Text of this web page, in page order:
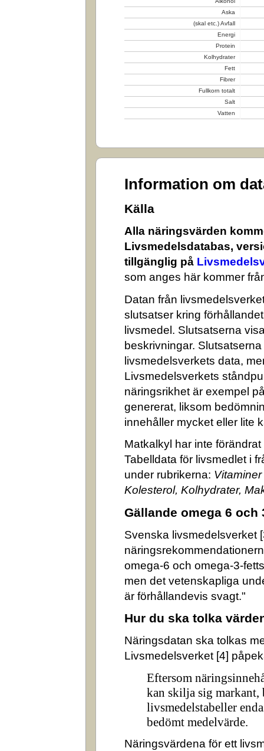
Aska
(skal etc.) Avfall
Energi
Protein
Kolhydrater
Fett
Fibrer
Fullkorn totalt
Salt
Vatten
Information om
Källa
Alla näringsvärden
Livsmedelsdatabas,
tillgänglig på
som anges här kommer
Datan från
slutsatser kring
livsmedel. Slutsatserna
beskrivningar.
livsmedelsverkets data,
Livsmedelsverkets
näringsrikhet är exempel
genererat, liksom
innehåller mycket eller lite
Matkalkyl har inte
Tabelldata för livsmedlet i
under rubrikerna:
Kolesterol, Kolhydrater,
Gällande omega 6 och
Svenska livsmedelsverket
omega-6 och omega-3-
men det vetenskapliga
är förhållandevis svagt."
Hur du ska tolka
Näringsdatan ska tolkas
Livsmedelsverket [4]
Eftersom
kan skilja sig markant,
livsmedelstabeller
bedömt medelvärde.
Näringsvärdena för ett